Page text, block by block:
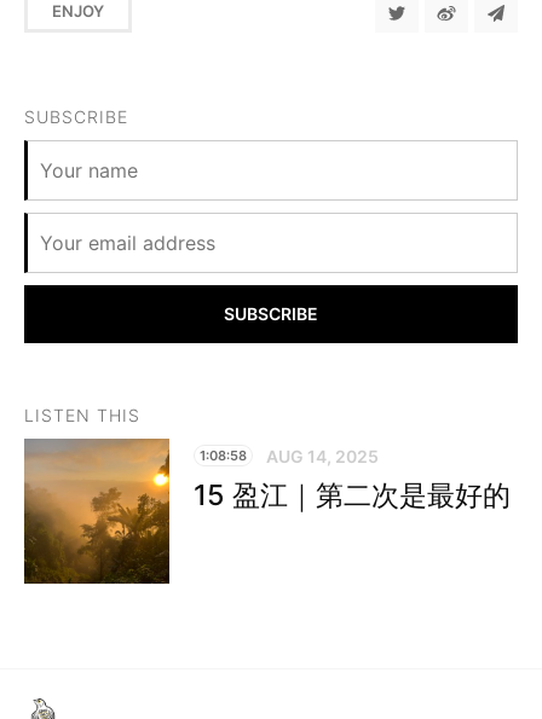
ENJOY
SUBSCRIBE
SUBSCRIBE
LISTEN THIS
1:08:58 AUG 14, 2025
15 盈江｜第二次是最好的